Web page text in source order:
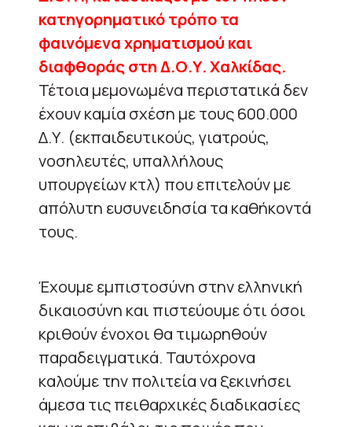
κατηγορηματικό τρόπο τα
φαινόμενα χρηματισμού και
διαφθοράς στη Δ.Ο.Υ. Χαλκίδας.
Τέτοια μεμονωμένα περιστατικά δεν
έχουν καμία σχέση με τους 600.000
Δ.Υ. (εκπαιδευτικούς, γιατρούς,
νοσηλευτές, υπαλλήλους
υπουργείων κτλ) που επιτελούν με
απόλυτη ευσυνειδησία τα καθήκοντά
τους.
Έχουμε εμπιστοσύνη στην ελληνική
δικαιοσύνη και πιστεύουμε ότι όσοι
κριθούν ένοχοι θα τιμωρηθούν
παραδειγματικά. Ταυτόχρονα
καλούμε την πολιτεία να ξεκινήσει
άμεσα τις πειθαρχικές διαδικασίες